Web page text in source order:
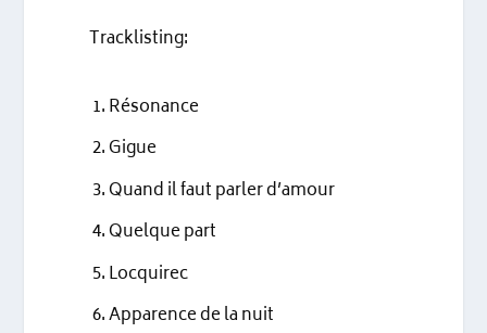
Tracklisting:
Résonance
Gigue
Quand il faut parler d’amour
Quelque part
Locquirec
Apparence de la nuit